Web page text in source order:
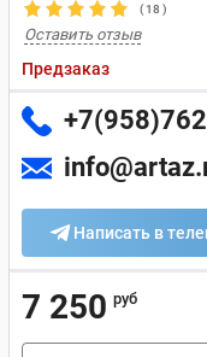
(18 )
Оставить отзыв
Предзаказ
Написать в
7 250 руб